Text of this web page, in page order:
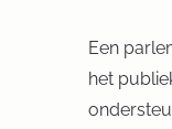
Een
het